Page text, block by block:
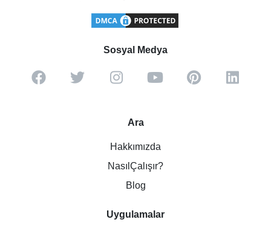
Sosyal Medya
Ara
Hakkımızda
NasılÇalışır?
Blog
Uygulamalar